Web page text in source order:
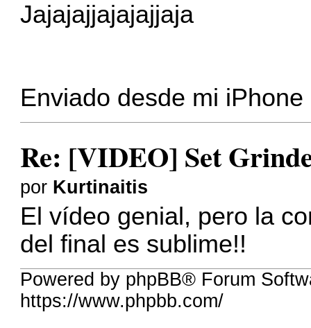
Jajajajjajajajjaja
Enviado desde mi
Re: [VIDEO] Set
por Kurtinaitis
El vídeo genial, pero la
del final es sublime!!
Powered by phpBB® Forum
https://www.phpbb.com/